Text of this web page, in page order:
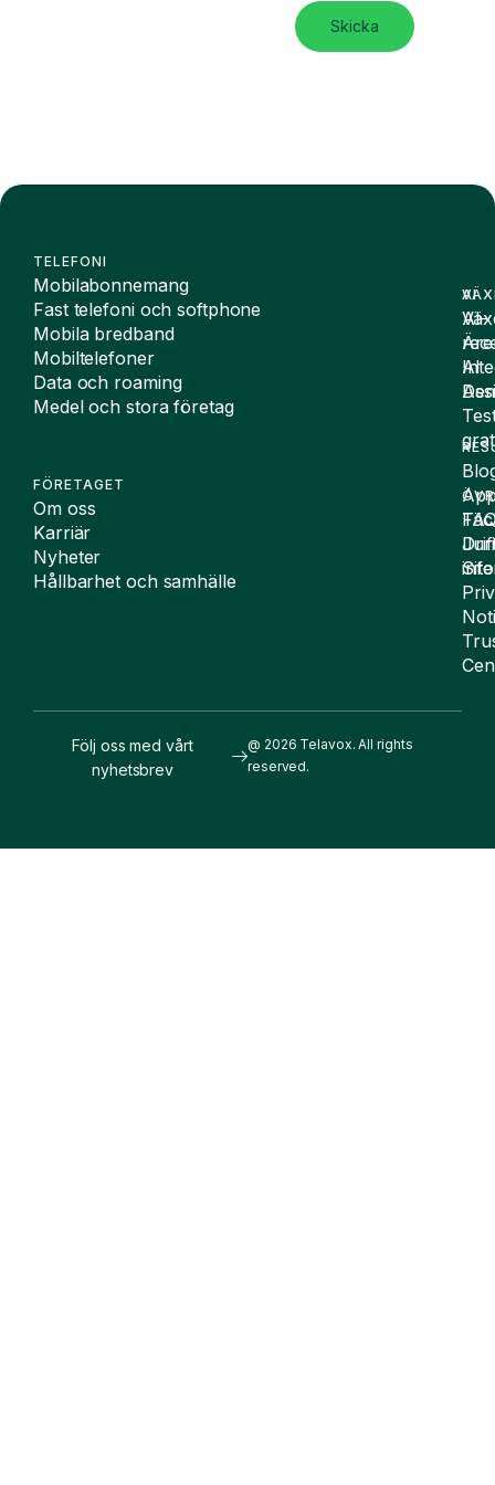
Skicka
TELEFONI
Mobilabonnemang
Fast telefoni och softphone
Mobila bredband
Mobiltelefoner
Data och roaming
Medel och stora företag
FÖRETAGET
Om oss
Karriär
Nyheter
Hållbarhet och samhälle
AI
AI-
AI
@ 2026 Telavox. All rights
reserved.
Följ oss med vårt
nyhetsbrev